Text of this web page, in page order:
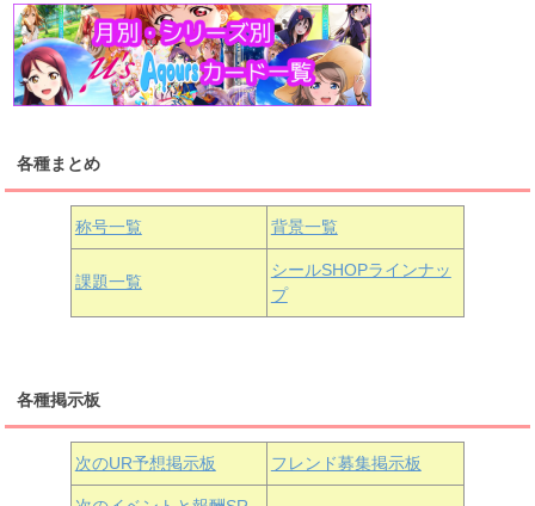
桜内梨子 高海千歌 渡辺曜
浦の星女学院1年生
津島善子 黒澤ルビィ
浦の星女学院3年生
黒澤ダイヤ
上原歩夢 宮下愛 優木せつ菜
虹ヶ咲学園1年生
中須かすみ 天王寺璃奈
各種まとめ
称号一覧 背景一覧
課題一覧
シールSHOPラインナッ
プ
各種掲示板
次のUR予想掲示板 フレンド募集掲示板